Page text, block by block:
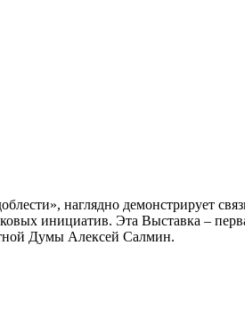
наглядно демонстрирует
инициатив. Эта Выставка –
Думы Алексей Салмин.